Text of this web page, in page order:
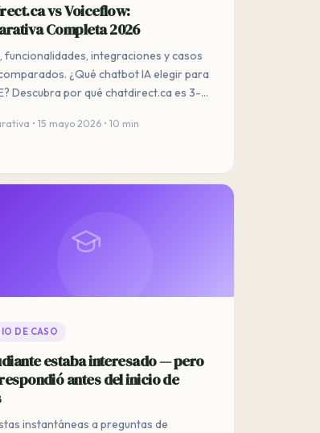
vs Voiceflow:
Completa 2026
funcionalidades, integraciones y casos
¿Qué chatbot IA elegir para
Descubra por qué chatdirect.ca es 3-5
• 15 mayo 2026 • 10 min
DE CASO
estaba interesado — pero
antes del inicio de
instantáneas a preguntas de